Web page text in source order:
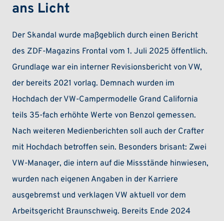
ans Licht
Der Skandal wurde maßgeblich durch einen Bericht
des ZDF-Magazins Frontal vom 1. Juli 2025 öffentlich.
Grundlage war ein interner Revisionsbericht von VW,
der bereits 2021 vorlag. Demnach wurden im
Hochdach der VW-Campermodelle Grand California
teils 35-fach erhöhte Werte von Benzol gemessen.
Nach weiteren Medienberichten soll auch der Crafter
mit Hochdach betroffen sein. Besonders brisant: Zwei
VW-Manager, die intern auf die Missstände hinwiesen,
wurden nach eigenen Angaben in der Karriere
ausgebremst und verklagen VW aktuell vor dem
Arbeitsgericht Braunschweig. Bereits Ende 2024